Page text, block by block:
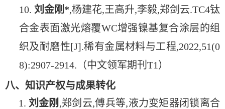
10. 刘金刚*,杨建花,王高升,李毅,郑剑云.TC4钛
合金表面激光熔覆WC增强镍基复合涂层的组
织及耐磨性[J].稀有金属材料与工程,2022,51(0
8):2907-2914.（中文领军期刊T1）
八、知识产权与成果转化
1. 刘金刚 ,郑剑云,傅兵等,液力变矩器闭锁离合